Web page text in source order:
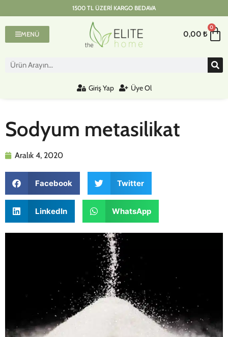
1500 TL ÜZERI KARGO BEDAVA
MENÜ 0,00 ₺
0
Giriş Yap Üye Ol
Sodyum metasilikat
Aralık 4, 2020
Facebook Twitter
LinkedIn WhatsApp